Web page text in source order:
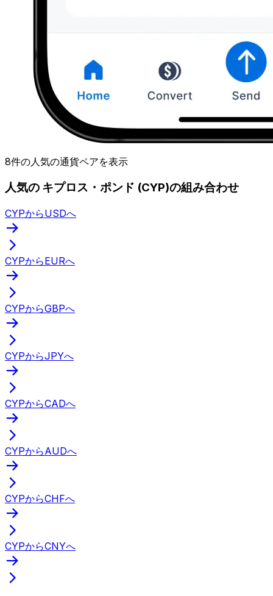
8件の人気の通貨ペアを表示
人気の キプロス・ポンド (CYP)の組み合わせ
CYPからUSDへ
CYPからEURへ
CYPからGBPへ
CYPからJPYへ
CYPからCADへ
CYPからAUDへ
CYPからCHFへ
CYPからCNYへ